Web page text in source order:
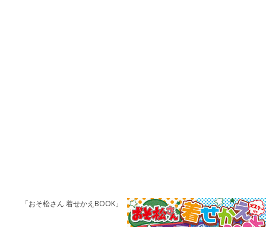
「おそ松さん 着せかえBOOK」